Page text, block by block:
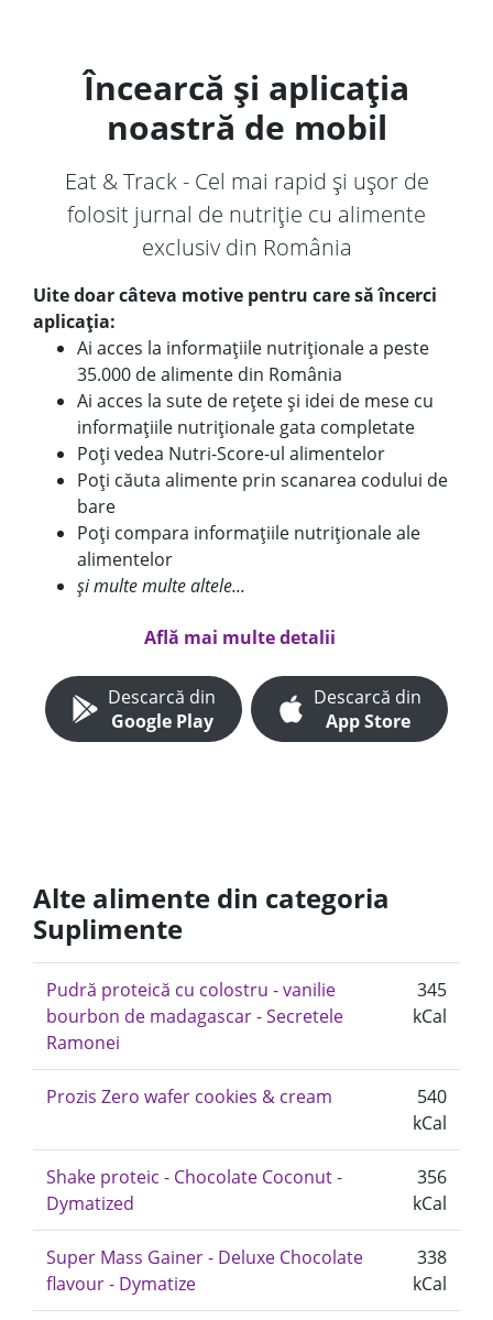
Încearcă și aplicația
noastră de mobil
Eat & Track - Cel mai rapid și ușor de
folosit jurnal de nutriție cu alimente
exclusiv din România
Uite doar câteva motive pentru care să încerci
aplicația:
Ai acces la informațiile nutriționale a peste
35.000 de alimente din România
Ai acces la sute de rețete și idei de mese cu
informațiile nutriționale gata completate
Poți vedea Nutri-Score-ul alimentelor
Poți căuta alimente prin scanarea codului de
bare
Poți compara informațiile nutriționale ale
alimentelor
și multe multe altele...
Află mai multe detalii
Descarcă din
Google Play
Descarcă din
App Store
Alte alimente din categoria
Suplimente
Pudră proteică cu colostru - vanilie
bourbon de madagascar - Secretele
Ramonei
345
kCal
Prozis Zero wafer cookies & cream
540
kCal
Shake proteic - Chocolate Coconut -
Dymatized
356
kCal
Super Mass Gainer - Deluxe Chocolate
flavour - Dymatize
338
kCal